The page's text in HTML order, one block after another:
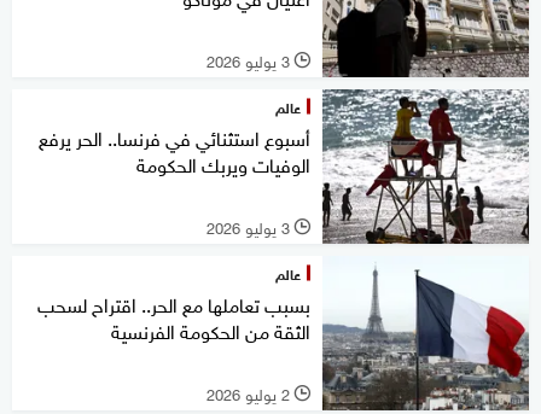
l 3 يوليو 2026
عالم
أسبوع استثنائي في فرنسا.. الحر يرفع
الوفيات ويربك الحكومة
l 3 يوليو 2026
عالم
بسبب تعاملها مع الحر.. اقتراح لسحب
الثقة من الحكومة الفرنسية
l 2 يوليو 2026